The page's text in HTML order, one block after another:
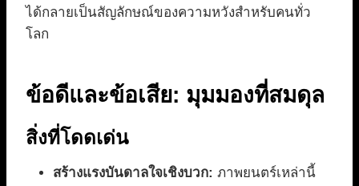
ได้กลายเป็นสัญลักษณ์ของความหวังสำหรับคนทั่ว
โลก
ข้อดีและข้อเสีย: มุมมองที่สมดุล
สิ่งที่โดดเด่น
สร้างแรงบันดาลใจเชิงบวก: ภาพยนตร์เหล่านี้